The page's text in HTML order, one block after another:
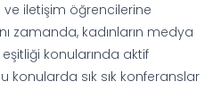
iletişim öğrencilerine
zamanda, kadınların medya
konularında aktif
konularda sık sık konferanslar